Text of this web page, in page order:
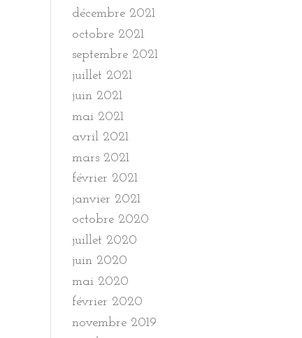
décembre 2021
octobre 2021
septembre 2021
juillet 2021
juin 2021
mai 2021
avril 2021
mars 2021
février 2021
janvier 2021
octobre 2020
juillet 2020
juin 2020
mai 2020
février 2020
novembre 2019